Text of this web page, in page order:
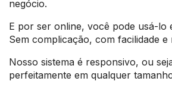
negócio.
E por ser online, você pode usá-lo
Sem complicação, com facilidade e
Nosso sistema é responsivo, ou
perfeitamente em qualquer